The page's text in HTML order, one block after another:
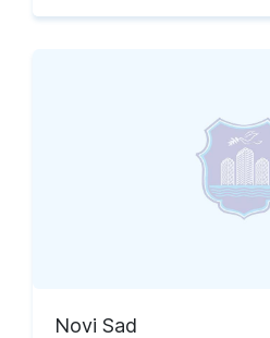
Novi Sad